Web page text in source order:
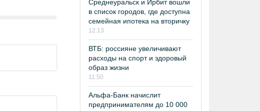
Среднеуральск и Ирбит вошли
в список городов, где доступна
семейная ипотека на вторичку
12:13
ВТБ: россияне увеличивают
расходы на спорт и здоровый
образ жизни
11:50
Альфа-Банк начислит
предпринимателям до 10 000